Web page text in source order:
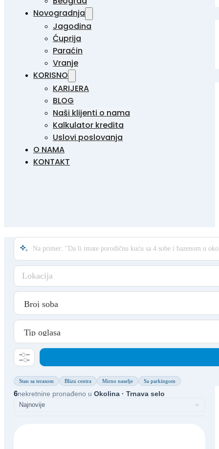
Novogradnja
Jagodina
Ćuprija
Paraćin
Vranje
KORISNO
KARIJERA
BLOG
Naši klijenti o nama
Kalkulator kredita
Uslovi poslovanja
O NAMA
KONTAKT
Lokacija
Stan sa terasom Blizu centra Mirno naselje Sa parkingom
6nekretnine pronađeno u Okolina · Trnava selo